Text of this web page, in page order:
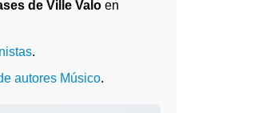
de Ville Valo en
.
autores Músico.